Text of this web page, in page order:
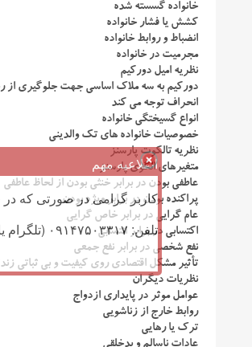
خانواده گسسته شده
کشش یا فشار خانواده
انضباط و روابط خانواده
مجرمیت در خانواده
نظریه امیل دورکیم
دورکیم به سه ملاک اساسی جهت جلوگیری از
انحراف توجه می ‌کند
انواع گسیختگی خانواده
خصوصیات خانواده های تک والدینی
نظریه تالکوت پارسنز
متغیرهای الگوی پارسنز
عاطفی بودن در برابر خنثی بودن از لحاظ عاطفی
پراکنده بودن در برابر ویژه بودن
عام گرایی در برابر خاص گرایی
اکتسابی در برابر انتسابی
نفع شخصی در برابر نفع جمعی
تأثیر مشکل اقتصادی روی کیفیت و بی ثباتی
نظریات دیگران
عوامل موثر در پایداری ازدواج
روابط خارج از زناشویی
ترک یا رهایی
اطلاعیه مهم
کاربر گرامی در صورتی که در
تلفن: ۰۹۱۴۷۵۰۳۳۱۷ (تلگرام یا تماس)